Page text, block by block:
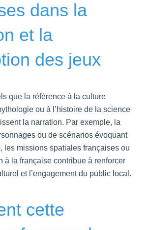
dans la
et la
des jeux
que la référence à la culture
ou à l’histoire de la science
la narration. Par exemple, la
ou de scénarios évoquant
les missions spatiales françaises ou
à la française contribue à renforcer
et l’engagement du public local.
cette